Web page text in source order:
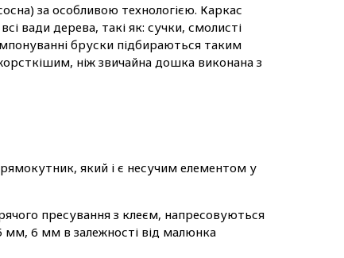
за особливою технологією. Каркас
вади дерева, такі як: сучки, смолисті
бруски підбираються таким
ніж звичайна дошка виконана з
який і є несучим елементом у
пресування з клеєм, напресовуються
6 мм в залежності від малюнка